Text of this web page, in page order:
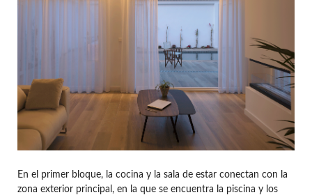
En el primer bloque, la cocina y la sala de estar conectan con la
zona exterior principal, en la que se encuentra la piscina y los